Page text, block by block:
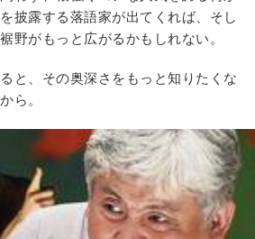
披露する落語家が出てくれば、そし
野がもっと広がるかもしれない。
と、その奥深さをもっと知りたくな
ら。